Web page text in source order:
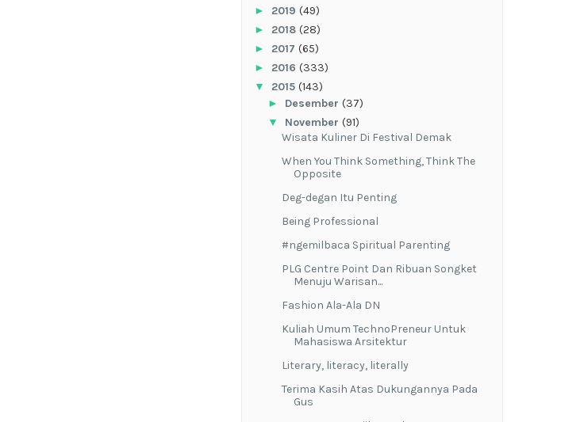
► 2019 (49)
► 2018 (28)
► 2017 (65)
► 2016 (333)
▼ 2015 (143)
► Desember (37)
▼ November (91)
Wisata Kuliner Di Festival Demak
When You Think Something, Think The
Opposite
Deg-degan Itu Penting
Being Professional
#ngemilbaca Spiritual Parenting
PLG Centre Point Dan Ribuan Songket
Menuju Warisan...
Fashion Ala-Ala DN
Kuliah Umum TechnoPreneur Untuk
Mahasiswa Arsitektur
Literary, literacy, literally
Terima Kasih Atas Dukungannya Pada
Gus